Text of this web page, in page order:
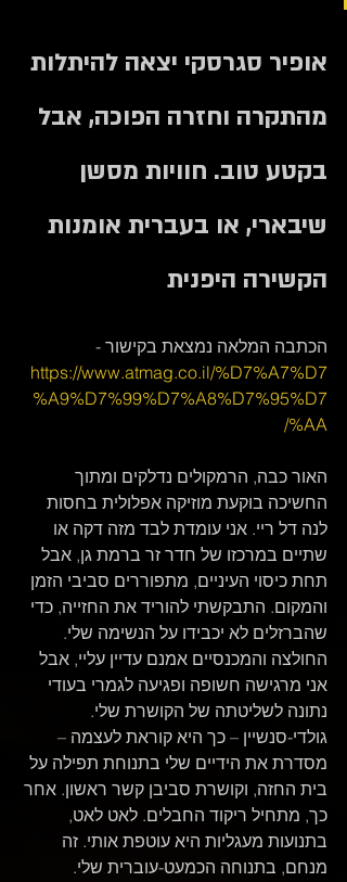
אופיר סגרסקי יצאה להיתלות
מהתקרה וחזרה הפוכה, אבל
בקטע טוב. חוויות מסשן
שיבארי, או בעברית אומנות
הקשירה היפנית
הכתבה המלאה נמצאת בקישור -
https://www.atmag.co.il/%D7%A7%D7
%A9%D7%99%D7%A8%D7%95%D7
%AA/
האור כבה, הרמקולים נדלקים ומתוך
החשיכה בוקעת מוזיקה אפלולית בחסות
לנה דל ריי. אני עומדת לבד מזה דקה או
שתיים במרכזו של חדר זר ברמת גן, אבל
תחת כיסוי העיניים, מתפוררים סביבי הזמן
והמקום. התבקשתי להוריד את החזייה, כדי
שהברזלים לא יכבידו על הנשימה שלי.
החולצה והמכנסיים אמנם עדיין עליי, אבל
אני מרגישה חשופה ופגיעה לגמרי בעודי
נתונה לשליטתה של הקושרת שלי.
גולדי-סנשיין – כך היא קוראת לעצמה –
מסדרת את הידיים שלי בתנוחת תפילה על
בית החזה, וקושרת סביבן קשר ראשון. אחר
כך, מתחיל ריקוד החבלים. לאט לאט,
בתנועות מעגליות היא עוטפת אותי. זה
מנחם, בתנוחה הכמעט-עוברית שלי.